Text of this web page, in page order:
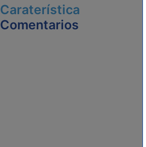
Caraterística
Comentarios